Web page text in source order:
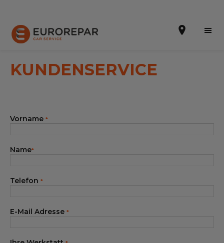
Online-Kostenvoranschlag
Die Marke
Neuigkeiten
KUNDENSERVICE
Vorname *
Name*
Telefon *
E-Mail Adresse *